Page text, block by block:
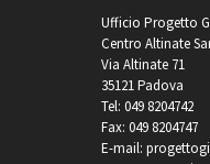
Ufficio Progetto
Centro Altinate
Via Altinate 71
35121 Padova
Tel: 049 8204742
Fax: 049 8204747
E-mail: